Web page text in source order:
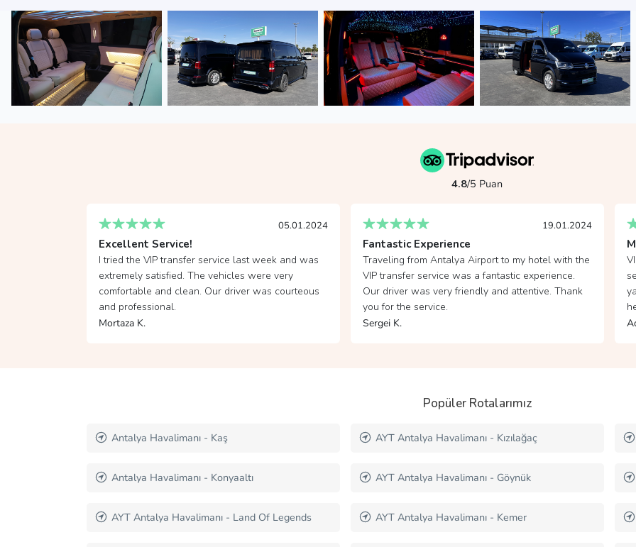
4.8/5 Puan
19.01.2024
Fantastic Experience
Traveling from Antalya Airport to my hotel with the
VIP transfer service was a fantastic experience.
Our driver was very friendly and attentive. Thank
you for the service.
Sergei K.
17.02.2024
Mükemmel Deneyim
VIP transfer hizmetinizle SAW'den Beşiktaş'a
seyahat ettim. Şoförümüz çok kibar ve
yardımseverdi. Yolculuk boyunca ihtiyacımız olan
her şey düşünülmüştü.
Ada B.
Popüler Rotalarımız
AYT Antalya Havalimanı - Kızılağaç
AYT Antalya Havalimanı - Göynük
AYT Antalya Havalimanı - Kemer
AYT Antalya Havalimanı - Belek
AYT Antalya Havalimanı - Manavgat
Antalya Havalimanı - Side